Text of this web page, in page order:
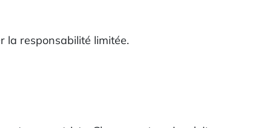
la responsabilité limitée.